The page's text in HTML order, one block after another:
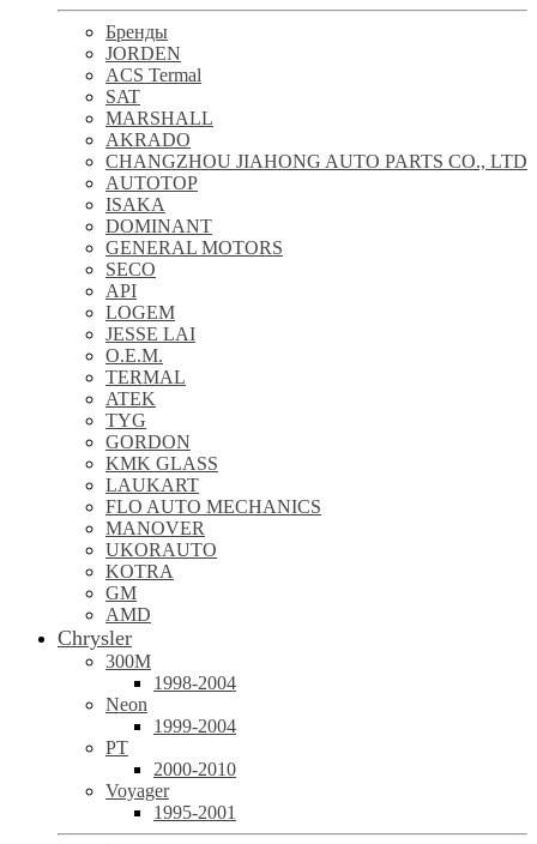
Бренды
JORDEN
ACS Termal
SAT
MARSHALL
AKRADO
CHANGZHOU JIAHONG AUTO PARTS CO., LTD
AUTOTOP
ISAKA
DOMINANT
GENERAL MOTORS
SECO
API
LOGEM
JESSE LAI
O.E.M.
TERMAL
ATEK
TYG
GORDON
KMK GLASS
LAUKART
FLO AUTO MECHANICS
MANOVER
UKORAUTO
KOTRA
GM
AMD
Chrysler
300M
1998-2004
Neon
1999-2004
PT
2000-2010
Voyager
1995-2001